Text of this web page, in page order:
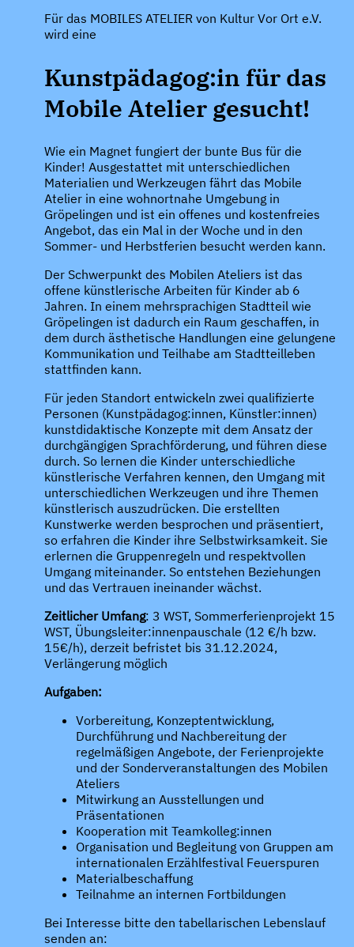
Für das MOBILES ATELIER von Kultur Vor Ort e.V.
wird eine
Kunstpädagog:in für das
Mobile Atelier gesucht!
Wie ein Magnet fungiert der bunte Bus für die
Kinder! Ausgestattet mit unterschiedlichen
Materialien und Werkzeugen fährt das Mobile
Atelier in eine wohnortnahe Umgebung in
Gröpelingen und ist ein offenes und kostenfreies
Angebot, das ein Mal in der Woche und in den
Sommer- und Herbstferien besucht werden kann.
Der Schwerpunkt des Mobilen Ateliers ist das
offene künstlerische Arbeiten für Kinder ab 6
Jahren. In einem mehrsprachigen Stadtteil wie
Gröpelingen ist dadurch ein Raum geschaffen, in
dem durch ästhetische Handlungen eine gelungene
Kommunikation und Teilhabe am Stadtteilleben
stattfinden kann.
Für jeden Standort entwickeln zwei qualifizierte
Personen (Kunstpädagog:innen, Künstler:innen)
kunstdidaktische Konzepte mit dem Ansatz der
durchgängigen Sprachförderung, und führen diese
durch. So lernen die Kinder unterschiedliche
künstlerische Verfahren kennen, den Umgang mit
unterschiedlichen Werkzeugen und ihre Themen
künstlerisch auszudrücken. Die erstellten
Kunstwerke werden besprochen und präsentiert,
so erfahren die Kinder ihre Selbstwirksamkeit. Sie
erlernen die Gruppenregeln und respektvollen
Umgang miteinander. So entstehen Beziehungen
und das Vertrauen ineinander wächst.
Zeitlicher Umfang: 3 WST, Sommerferienprojekt 15
WST, Übungsleiter:innenpauschale (12 €/h bzw.
15€/h), derzeit befristet bis 31.12.2024,
Verlängerung möglich
Aufgaben:
Vorbereitung, Konzeptentwicklung,
Durchführung und Nachbereitung der
regelmäßigen Angebote, der Ferienprojekte
und der Sonderveranstaltungen des Mobilen
Ateliers
Mitwirkung an Ausstellungen und
Präsentationen
Kooperation mit Teamkolleg:innen
Organisation und Begleitung von Gruppen am
internationalen Erzählfestival Feuerspuren
Materialbeschaffung
Teilnahme an internen Fortbildungen
Bei Interesse bitte den tabellarischen Lebenslauf
senden an: